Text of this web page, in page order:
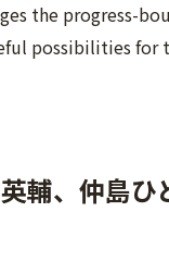
the progress-
possibilities for
輔、仲島